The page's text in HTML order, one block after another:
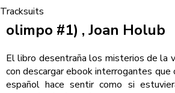
Tracksuits
Atenea la inteligente
olimpo #1) , Joan Holub
El libro desentraña los misterios de la
con descargar ebook interrogantes que
español hace sentir como si